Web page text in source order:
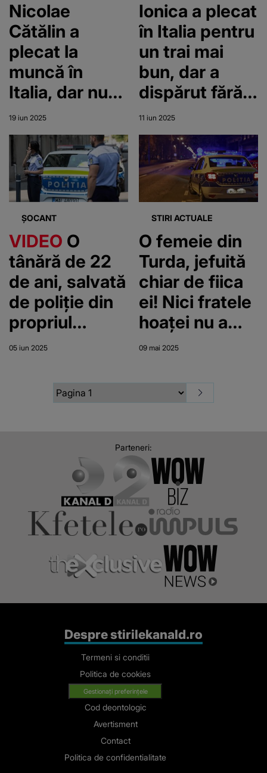
Nicolae
Cătălin a
plecat la
muncă în
Italia, dar nu
se mai știe
nimic despre
el de zile
întregi. Familia
bărbatului,
apel disperat:
„Vă rog din
suflet, dacă îl
vedeți,
anunțați
urgent”
19 iun 2025
Ionica a plecat
în Italia pentru
un trai mai
bun, dar a
dispărut fără
urmă. Familia
femeii nu mai
știe nimic
despre ea de
săptămâni
întregi
11 iun 2025
ȘOCANT
VIDEO O
tânără de 22
de ani, salvată
de poliție din
propriul
apartament.
alarma după
ce un bărbat
peste ea. Cine
e agresorul și
ce acuzații i
se aduc
05 iun 2025
STIRI ACTUALE
O femeie din
Turda, jefuită
chiar de fiica
ei! Nici fratele
hoaței nu a
scăpat fără să
09 mai 2025
Parteneri:
Despre stirilekanald.ro
Termeni si conditii
Politica de cookies
Gestionați preferințele
Cod deontologic
Avertisment
Contact
Politica de confidentialitate